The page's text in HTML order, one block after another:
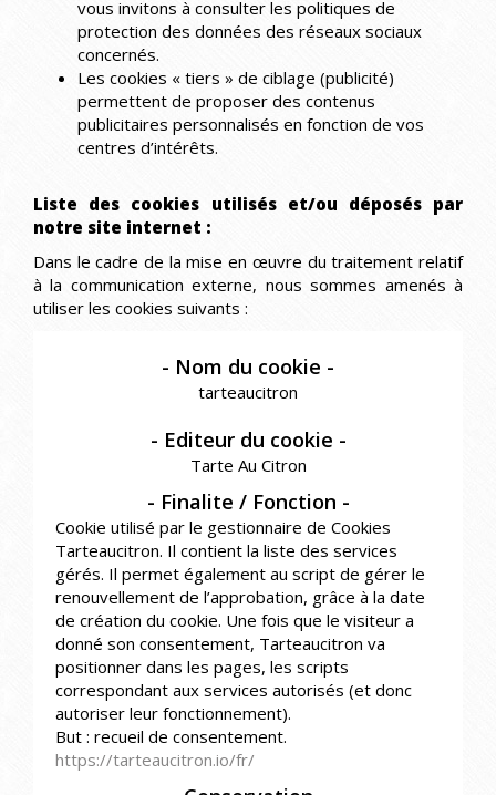
vous invitons à consulter les politiques de
protection des données des réseaux sociaux
concernés.
Les cookies « tiers » de ciblage (publicité)
permettent de proposer des contenus
publicitaires personnalisés en fonction de vos
centres d’intérêts.
Liste des cookies utilisés et/ou déposés par
notre site internet :
Dans le cadre de la mise en œuvre du traitement relatif
à la communication externe, nous sommes amenés à
utiliser les cookies suivants :
tarteaucitron
Tarte Au Citron
Cookie utilisé par le gestionnaire de Cookies
Tarteaucitron. Il contient la liste des services
gérés. Il permet également au script de gérer le
renouvellement de l’approbation, grâce à la date
de création du cookie. Une fois que le visiteur a
donné son consentement, Tarteaucitron va
positionner dans les pages, les scripts
correspondant aux services autorisés (et donc
autoriser leur fonctionnement).
But : recueil de consentement.
https://tarteaucitron.io/fr/